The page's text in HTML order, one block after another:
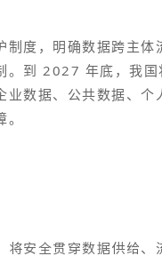
制度，明确数据跨主体
到 2027 年底，我国
业数据、公共数据、个
将安全贯穿数据供给、